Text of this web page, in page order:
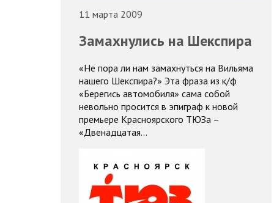
11 марта 2009
Замахнулись на Шекспира
«Не пора ли нам замахнуться на Вильяма
нашего Шекспира?» Эта фраза из к/ф
«Берегись автомобиля» сама собой
невольно просится в эпиграф к новой
премьере Красноярского ТЮЗа –
«Двенадцатая…